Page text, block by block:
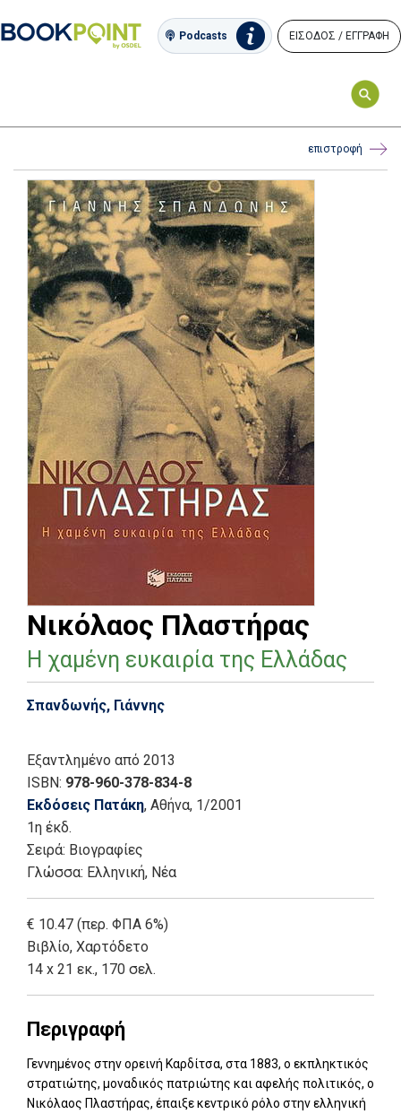
Podcasts ΕΙΣΟΔΟΣ / ΕΓΓΡΑΦΗ
επιστροφή
Νικόλαος Πλαστήρας
Η χαμένη ευκαιρία της Ελλάδας
Σπανδωνής, Γιάννης
Εξαντλημένο από 2013
ISBN: 978-960-378-834-8
Εκδόσεις Πατάκη, Αθήνα, 1/2001
1η έκδ.
Σειρά: Βιογραφίες
Γλώσσα: Ελληνική, Νέα
€ 10.47 (περ. ΦΠΑ 6%)
Βιβλίο, Χαρτόδετο
14 x 21 εκ., 170 σελ.
Περιγραφή
Γεννημένος στην ορεινή Καρδίτσα, στα 1883, ο εκπληκτικός
στρατιώτης, μοναδικός πατριώτης και αφελής πολιτικός, ο
Νικόλαος Πλαστήρας, έπαιξε κεντρικό ρόλο στην ελληνική